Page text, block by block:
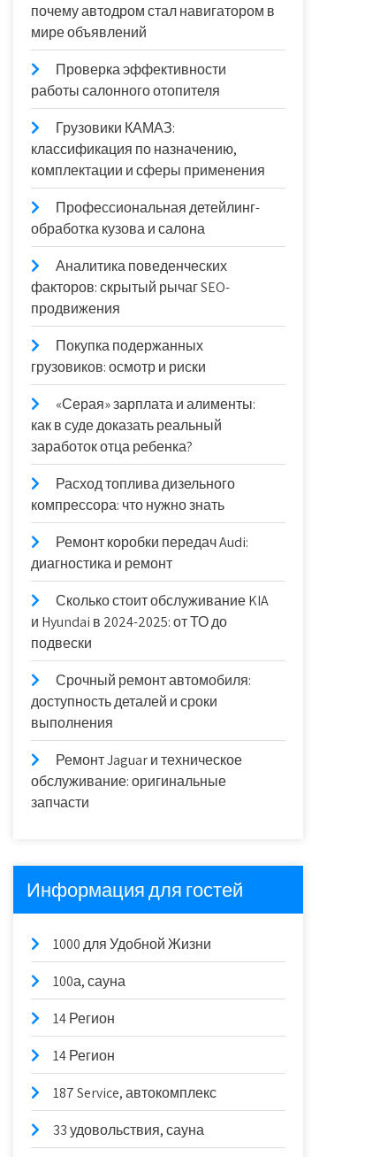
почему автодром стал навигатором в
мире объявлений
Проверка эффективности
работы салонного отопителя
Грузовики КАМАЗ:
классификация по назначению,
комплектации и сферы применения
Профессиональная детейлинг-
обработка кузова и салона
Аналитика поведенческих
факторов: скрытый рычаг SEO-
продвижения
Покупка подержанных
грузовиков: осмотр и риски
«Серая» зарплата и алименты:
как в суде доказать реальный
заработок отца ребенка?
Расход топлива дизельного
компрессора: что нужно знать
Ремонт коробки передач Audi:
диагностика и ремонт
Сколько стоит обслуживание KIA
и Hyundai в 2024-2025: от ТО до
подвески
Срочный ремонт автомобиля:
доступность деталей и сроки
выполнения
Ремонт Jaguar и техническое
обслуживание: оригинальные
запчасти
Информация для гостей
1000 для Удобной Жизни
100а, сауна
14 Регион
14 Регион
187 Service, автокомплекс
33 удовольствия, сауна